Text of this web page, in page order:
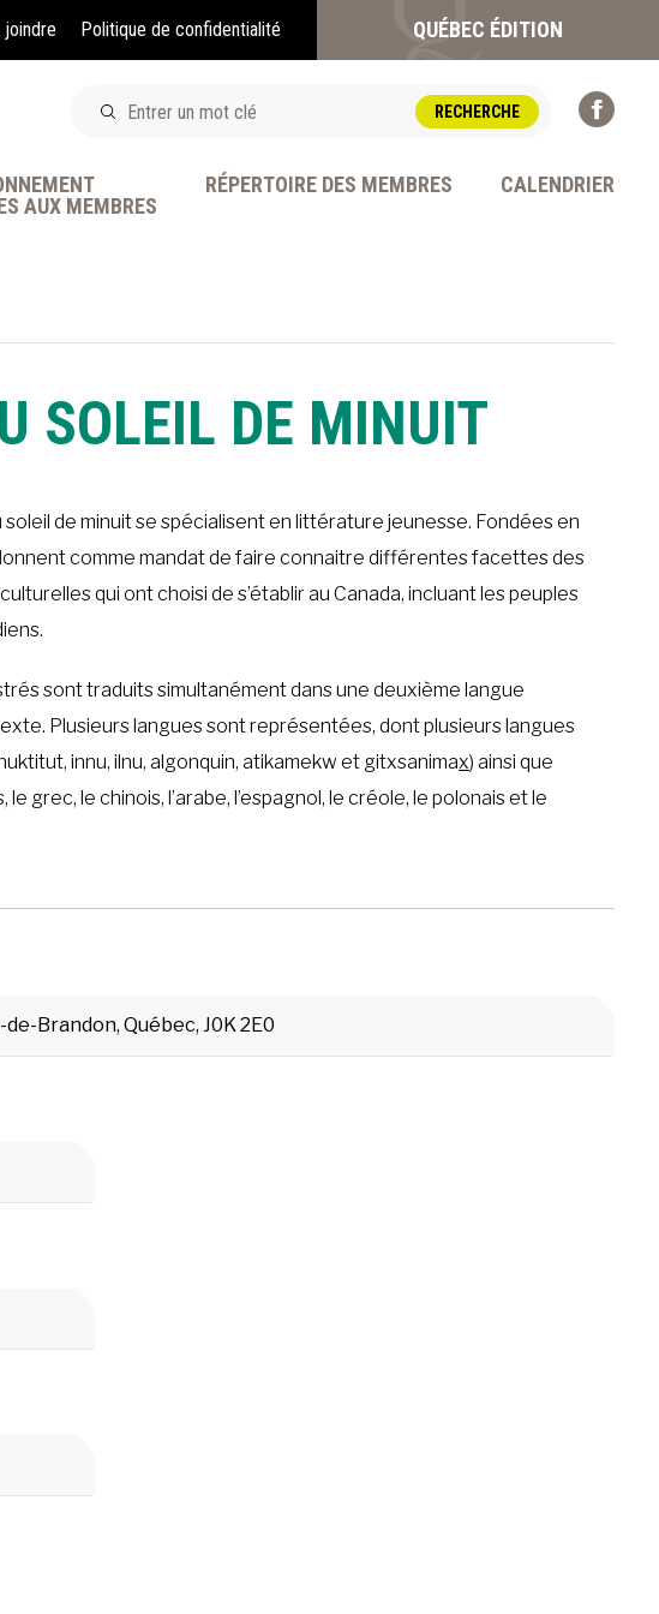
joindre Politique de confidentialité QUÉBEC ÉDITION
AUX MEMBRES
DE LA PROFESSION
RÉPERTOIRE DES MEMBRES CALENDRIER
SOLEIL DE MINUIT
soleil de minuit se spécialisent en littérature jeunesse. Fondées en
comme mandat de faire connaitre différentes facettes des
qui ont choisi de s’établir au Canada, incluant les peuples
sont traduits simultanément dans une deuxième langue
Plusieurs langues sont représentées, dont plusieurs langues
innu, ilnu, algonquin, atikamekw et gitxsanimax) ainsi que
le grec, le chinois, l’arabe, l’espagnol, le créole, le polonais et le
Brandon, Québec, J0K 2E0